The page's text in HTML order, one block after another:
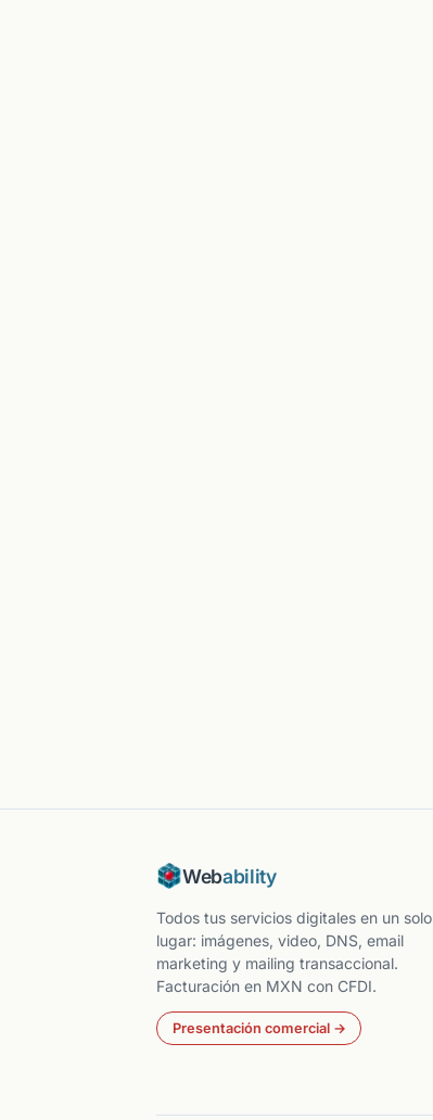
Webability
Todos tus servicios digitales en un solo
lugar: imágenes, video, DNS, email
marketing y mailing transaccional.
Facturación en MXN con CFDI.
Presentación comercial →